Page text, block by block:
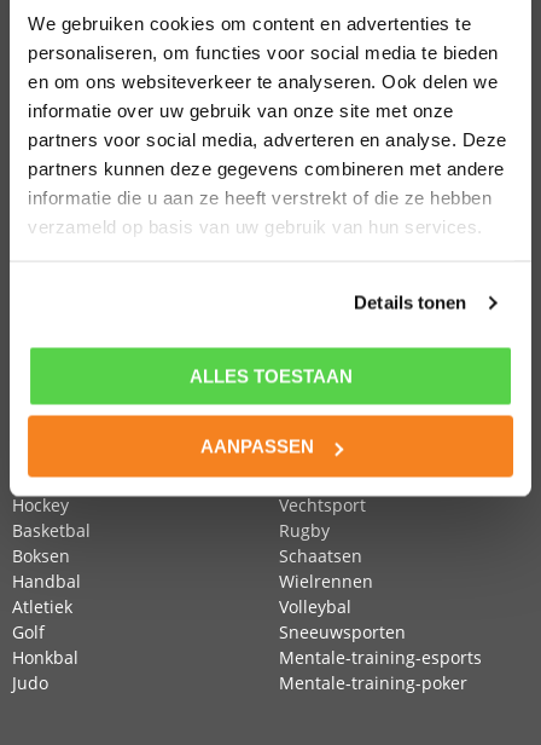
We gebruiken cookies om content en advertenties te
personaliseren, om functies voor social media te bieden
en om ons websiteverkeer te analyseren. Ook delen we
informatie over uw gebruik van onze site met onze
partners voor social media, adverteren en analyse. Deze
partners kunnen deze gegevens combineren met andere
informatie die u aan ze heeft verstrekt of die ze hebben
verzameld op basis van uw gebruik van hun services.
Details tonen
ALLES TOESTAAN
AANPASSEN
Noord Holland
Zuid Holland
Noord Brabant
Gelderland
Utrecht
Overijssel
Zeeland
Amsterdam
Almere
Hillegom
Den Bosch
Eindhoven
Den Haag
Leiden
Middelburg
Nijmegen
Roosendaal
Rotterdam
POPULAIRE SPORTEN
Paardensport
Hockey
Basketbal
Boksen
Handbal
Atletiek
Golf
Honkbal
Judo
Tennis
Turnen
Vechtsport
Rugby
Schaatsen
Wielrennen
Volleybal
Sneeuwsporten
Mentale-training-esports
Mentale-training-poker